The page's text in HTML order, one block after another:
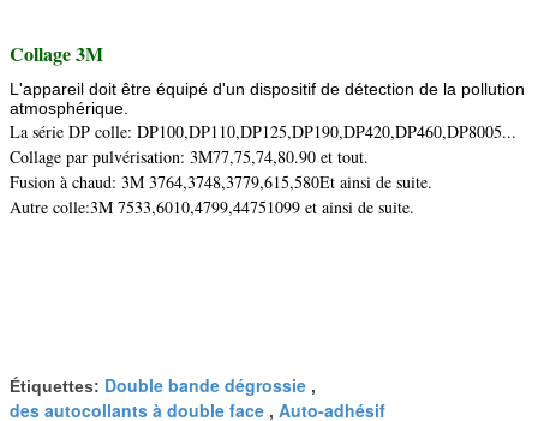
Collage 3M
L'appareil doit être équipé d'un dispositif de détection de la pollution
atmosphérique.
La série DP colle: DP100,DP110,DP125,DP190,DP420,DP460,DP8005...
Collage par pulvérisation: 3M77,75,74,80.90 et tout.
Fusion à chaud: 3M 3764,3748,3779,615,580Et ainsi de suite.
Autre colle:3M 7533,6010,4799,44751099 et ainsi de suite.
Étiquettes: Double bande dégrossie ,
des autocollants à double face , Auto-adhésif